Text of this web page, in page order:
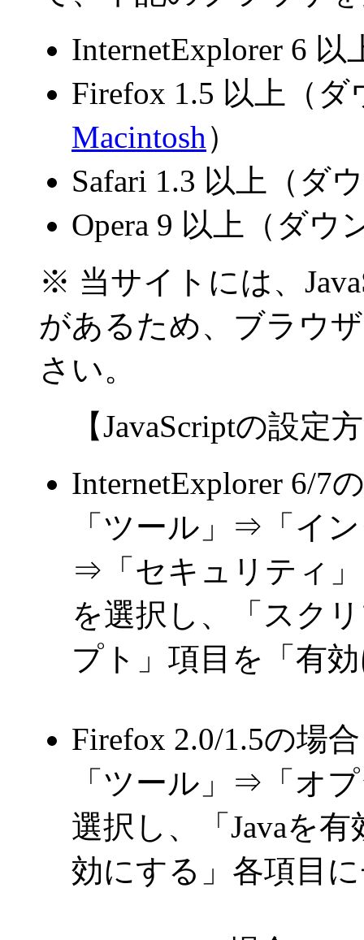
InternetExplorer 6
Firefox 1.5 以上（
Macintosh）
Safari 1.3 以上（ダ
Opera 9 以上（ダウ
※ 当サイトには、
があるため、ブラウ
さい。
【JavaScriptの設定
InternetExplorer 6/7
「ツール」⇒「イ
⇒「セキュリティ
を選択し、「スク
プト」項目を「有
Firefox 2.0/1.5の場合
「ツール」⇒「オ
選択し、「Javaを
効にする」各項目